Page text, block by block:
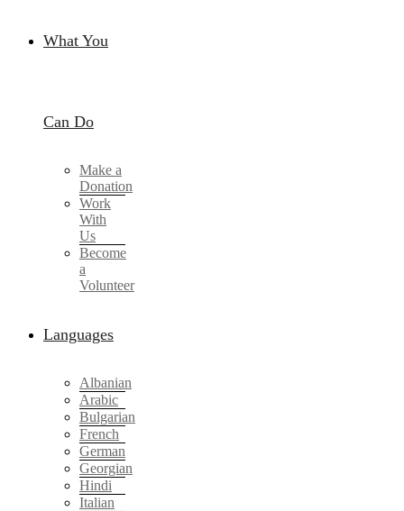
What You
Can Do
Make a
Donation
Work
With
Us
Become
a
Volunteer
Languages
Albanian
Arabic
Bulgarian
French
German
Georgian
Hindi
Italian